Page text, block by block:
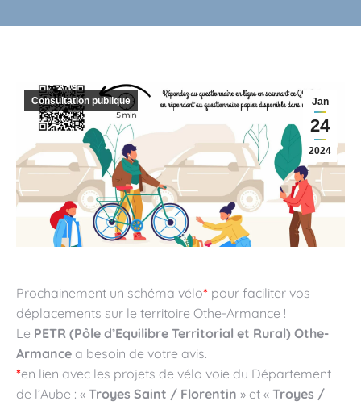
Jan
24
2024
Consultation publique
Prochainement un schéma vélo* pour faciliter vos
déplacements sur le territoire Othe-Armance !
Le PETR (Pôle d’Equilibre Territorial et Rural) Othe-
Armance a besoin de votre avis.
*en lien avec les projets de vélo voie du Département
de l’Aube : « Troyes Saint / Florentin » et « Troyes /